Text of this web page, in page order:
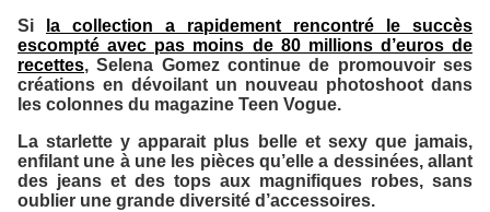
Si
la collection a rapidement rencontré le succès
escompté avec pas moins de 80 millions d’euros de
recettes, Selena Gomez continue de promouvoir ses
créations en dévoilant un nouveau photoshoot dans
les colonnes du magazine Teen Vogue.
La starlette y apparait plus belle et sexy que jamais,
enfilant une à une les pièces qu’elle a dessinées, allant
des jeans et des tops aux magnifiques robes, sans
oublier une grande diversité d’accessoires.